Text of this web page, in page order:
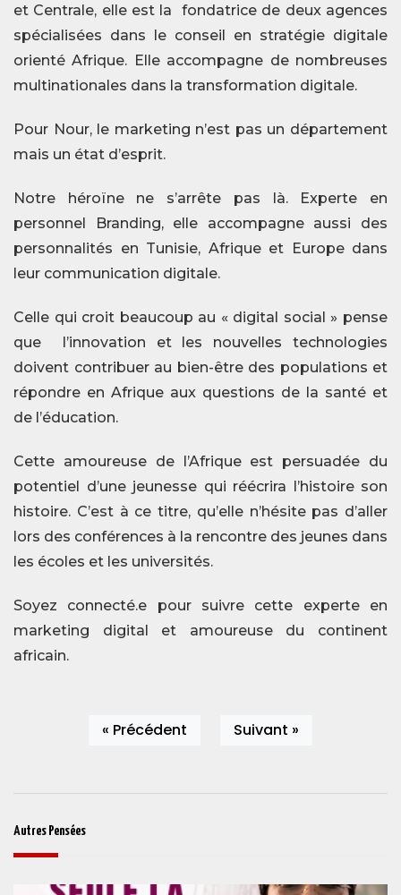
et Centrale, elle est la fondatrice de deux agences
spécialisées dans le conseil en stratégie digitale
orienté Afrique. Elle accompagne de nombreuses
multinationales dans la transformation digitale.
Pour Nour, le marketing n’est pas un département
mais un état d’esprit.
Notre héroïne ne s’arrête pas là. Experte en
personnel Branding, elle accompagne aussi des
personnalités en Tunisie, Afrique et Europe dans
leur communication digitale.
Celle qui croit beaucoup au « digital social » pense
que l’innovation et les nouvelles technologies
doivent contribuer au bien-être des populations et
répondre en Afrique aux questions de la santé et
de l’éducation.
Cette amoureuse de l’Afrique est persuadée du
potentiel d’une jeunesse qui réécrira l’histoire son
histoire. C’est à ce titre, qu’elle n’hésite pas d’aller
lors des conférences à la rencontre des jeunes dans
les écoles et les universités.
Soyez connecté.e pour suivre cette experte en
marketing digital et amoureuse du continent
africain.
« Précédent Suivant »
Autres Pensées